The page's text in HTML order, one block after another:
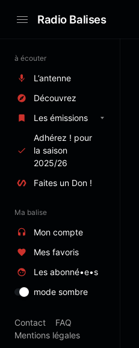
Radio Balises
à écouter
L’antenne
Découvrez
Les émissions
Adhérez ! pour
la saison
2025/26
Faites un Don !
Ma balise
Mon compte
Mes favoris
Les abonné•e•s
mode sombre
Contact
FAQ
Mentions légales